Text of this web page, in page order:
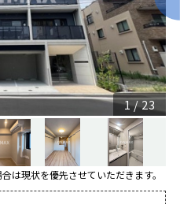
1/23
は現状を優先させていただきます。